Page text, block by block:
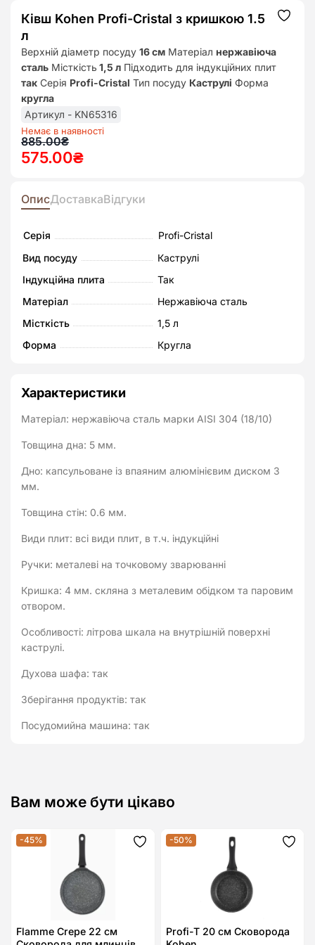
Ківш Kohen Profi-Cristal з кришкою 1.5
л
Верхній діаметр посуду 16 см Матеріал нержавіюча
сталь Місткість 1,5 л Підходить для індукційних плит
так Серія Profi-Cristal Тип посуду Каструлі Форма
кругла
Артикул - KN65316
Немає в наявності
885.00₴
Оригінальна
ціна:
575.00₴
Поточна
ціна:
ОписДоставкаВідгуки
Серія
Profi-Cristal
Вид посуду
Каструлі
Індукційна плита
Так
Матеріал
Нержавіюча сталь
Місткість
1,5 л
Форма
Кругла
Характеристики
Матеріал: нержавіюча сталь марки AISI 304 (18/10)
Товщина дна: 5 мм.
Дно: капсульоване із впаяним алюмінієвим диском 3
мм.
Товщина стін: 0.6 мм.
Види плит: всі види плит, в т.ч. індукційні
Ручки: металеві на точковому зварюванні
Кришка: 4 мм. скляна з металевим обідком та паровим
отвором.
Особливості: літрова шкала на внутрішній поверхні
каструлі.
Духова шафа: так
Зберігання продуктів: так
Посудомийна машина: так
Вам може бути цікаво
-45% Додати
Flamme Crepe 22 см
-50%
Profi-T 20 см Сковорода